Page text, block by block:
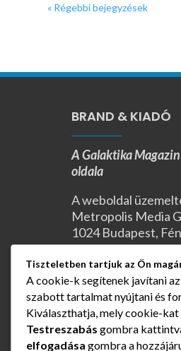
« Régebbi bejegyzések
BRAND & KIADÓ
A Galaktika
oldala
A weboldal
Metropolis Media
1024 Budapest,
I/4.
Nyitva: H-P 10:00-
Telefonszám: +36
E-mail:
Adószám:
Cégjegyzékszám:
Tiszteletben tartjuk az Ön
A cookie-k segítenek javítani
szabott tartalmat nyújtani és
Kiválaszthatja, mely cookie-kat
Testreszabás gombra
elfogadása gombra a